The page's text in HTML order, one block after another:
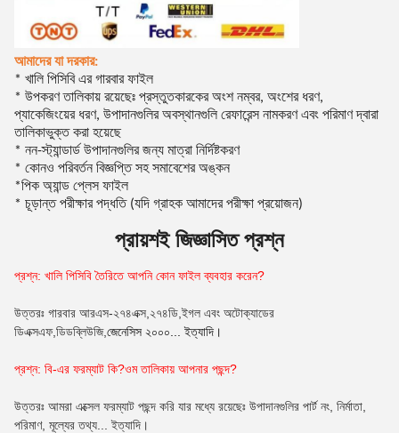
আমাদের যা দরকার:
* খালি পিসিবি এর গারবার ফাইল
* উপকরণ তালিকায় রয়েছেঃ প্রস্তুতকারকের অংশ নম্বর, অংশের ধরণ,
প্যাকেজিংয়ের ধরণ, উপাদানগুলির অবস্থানগুলি রেফারেন্স নামকরণ এবং পরিমাণ দ্বারা
তালিকাভুক্ত করা হয়েছে
* নন-স্ট্যান্ডার্ড উপাদানগুলির জন্য মাত্রা নির্দিষ্টকরণ
* কোনও পরিবর্তন বিজ্ঞপ্তি সহ সমাবেশের অঙ্কন
*পিক অ্যান্ড প্লেস ফাইল
* চূড়ান্ত পরীক্ষার পদ্ধতি (যদি গ্রাহক আমাদের পরীক্ষা প্রয়োজন)
প্রায়শই জিজ্ঞাসিত প্রশ্ন
প্রশ্ন: খালি পিসিবি তৈরিতে আপনি কোন ফাইল ব্যবহার করেন?
উত্তরঃ গারবার আরএস-২৭৪এক্স,২৭৪ডি,ইগল এবং অটোক্যাডের
ডিএক্সএফ,ডিডব্লিউজি,জেনেসিস ২০০০... ইত্যাদি।
প্রশ্ন: বি-এর ফরম্যাট কি?ওম তালিকায় আপনার পছন্দ?
উত্তরঃ আমরা এক্সেল ফরম্যাট পছন্দ করি যার মধ্যে রয়েছেঃ উপাদানগুলির পার্ট নং, নির্মাতা,
পরিমাণ, মূল্যের তথ্য... ইত্যাদি।